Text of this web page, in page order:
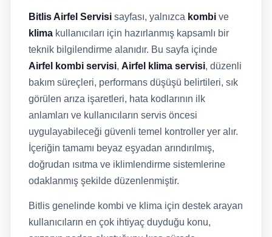
Bitlis Airfel Servisi sayfası, yalnızca kombi ve
klima kullanıcıları için hazırlanmış kapsamlı bir
teknik bilgilendirme alanıdır. Bu sayfa içinde
Airfel kombi servisi, Airfel klima servisi, düzenli
bakım süreçleri, performans düşüşü belirtileri, sık
görülen arıza işaretleri, hata kodlarının ilk
anlamları ve kullanıcıların servis öncesi
uygulayabileceği güvenli temel kontroller yer alır.
İçeriğin tamamı beyaz eşyadan arındırılmış,
doğrudan ısıtma ve iklimlendirme sistemlerine
odaklanmış şekilde düzenlenmiştir.
Bitlis genelinde kombi ve klima için destek arayan
kullanıcıların en çok ihtiyaç duyduğu konu,